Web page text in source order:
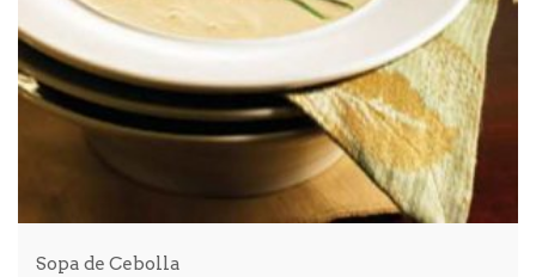
Sopa de Cebolla